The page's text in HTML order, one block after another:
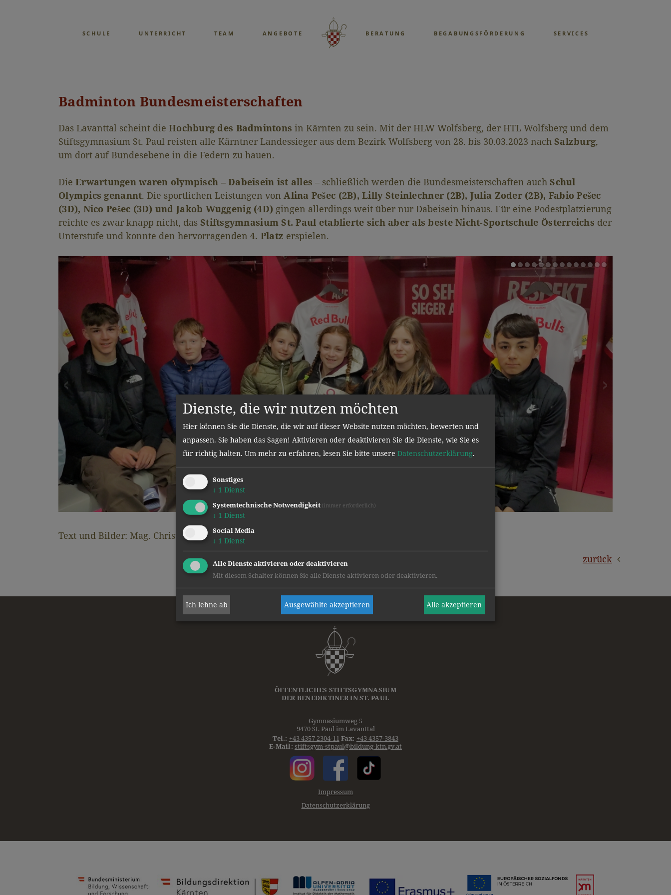
SCHULE UNTERRICHT TEAM ANGEBOTE BERATUNG BEGABUNGSFÖRDERUNG SERVICES
Badminton Bundesmeisterschaften
Das Lavanttal scheint die Hochburg des Badmintons in Kärnten zu sein. Mit der HLW Wolfsberg, der HTL Wolfsberg und dem
Stiftsgymnasium St. Paul reisten alle Kärntner Landessieger aus dem Bezirk Wolfsberg von 28. bis 30.03.2023 nach Salzburg,
um dort auf Bundesebene in die Federn zu hauen.
Die Erwartungen waren olympisch – Dabeisein ist alles – schließlich werden die Bundesmeisterschaften auchSchul
Olympics genannt. Die sportlichen Leistungen vonAlina Pešec (2B), Lilly Steinlechner (2B), Julia Zoder (2B), Fabio Pešec
(3D), Nico Pešec (3D) und Jakob Wuggenig (4D) gingen allerdings weit über nur Dabeisein hinaus. Für eine Podestplatzierung
reichte es zwar knapp nicht, das Stiftsgymnasium St. Paul etablierte sich aber als beste Nicht-Sportschule Österreichs der
Unterstufe und konnte den hervorragenden 4. Platz erspielen.
Text und Bilder: Mag. Christoph Brandstätter
ÖFFENTLICHES STIFTSGYMNASIUM
Gymnasiumweg 5
9470 St. Paul im Lavanttal
Tel.:+43 4357 2304-11Fax:+43 4357-3843
stiftsgym-stpaul@bildung-ktn.gv.at
Impressum
Datenschutzerklärung
Dienste, die wir nutzen möchten
Hier können Sie die Dienste, die wir auf dieser Website nutzen möchten, bewerten und
anpassen. Sie haben das Sagen! Aktivieren oder deaktivieren Sie die Dienste, wie Sie es
für richtig halten. Um mehr zu erfahren, lesen Sie bitte unsere Datenschutzerklärung.
Sonstiges
↓ 1 Dienst
Systemtechnische Notwendigkeit (immer erforderlich)
↓ 1 Dienst
Social Media
↓ 1 Dienst
Alle Dienste aktivieren oder deaktivieren
Mit diesem Schalter können Sie alle Dienste aktivieren oder deaktivieren.
Ich lehne ab Ausgewählte akzeptieren Alle akzeptieren